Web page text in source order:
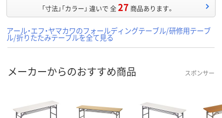
「寸法」「カラー」 違いで 全27 商品あります。
アール・エフ・ヤマカワのフォールディングテーブル/研修用テーブ
ル/折りたたみテーブルを全て見る
メーカーからのおすすめ商品 スポンサー